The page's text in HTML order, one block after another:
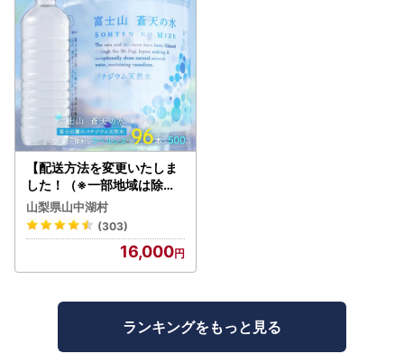
【配送方法を変更いたしま
した！（※一部地域は除く
）】＜ラベルレス＞富士山
蒼天の水 500ml×96本（４
ケース）YC001
山梨県山中湖村
(303)
16,000
ランキングをもっと見る